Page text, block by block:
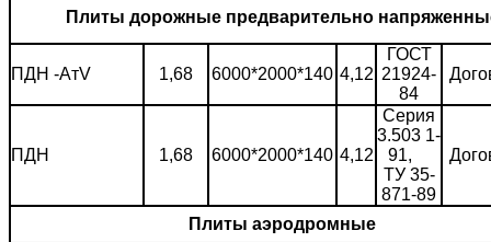
Плиты дорожные предварительно
ПДН -АтV 1,68 6000*2000*140 4,12
ГОСТ
21924-
84
ПДН 1,68 6000*2000*140 4,12
Серия
3.503 1-
91,
ТУ 35-
871-89
Плиты аэродромные